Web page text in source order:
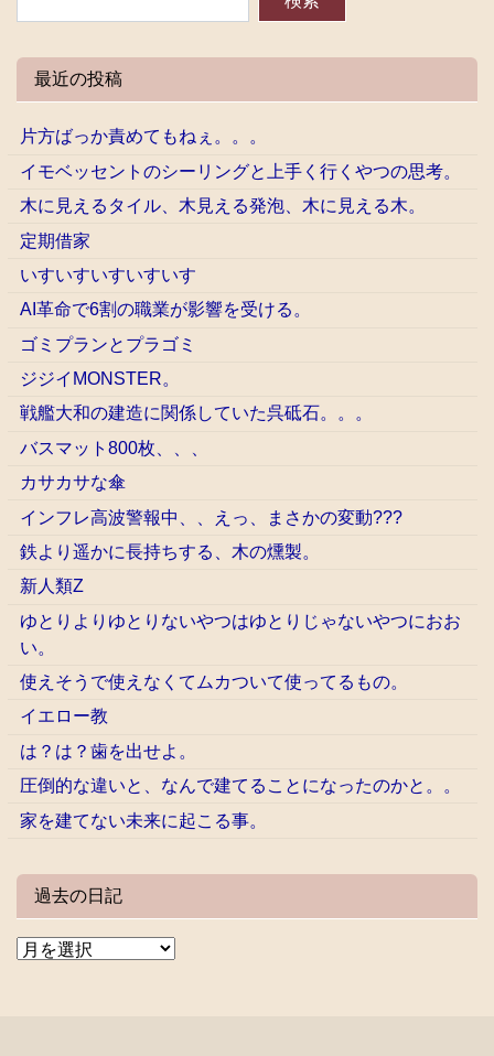
最近の投稿
片方ばっか責めてもねぇ。。。
イモベッセントのシーリングと上手く行くやつの思考。
木に見えるタイル、木見える発泡、木に見える木。
定期借家
いすいすいすいすいす
AI革命で6割の職業が影響を受ける。
ゴミプランとプラゴミ
ジジイMONSTER。
戦艦大和の建造に関係していた呉砥石。。。
バスマット800枚、、、
カサカサな傘
インフレ高波警報中、、えっ、まさかの変動???
鉄より遥かに長持ちする、木の燻製。
新人類Z
ゆとりよりゆとりないやつはゆとりじゃないやつにおお
い。
使えそうで使えなくてムカついて使ってるもの。
イエロー教
は？は？歯を出せよ。
圧倒的な違いと、なんで建てることになったのかと。。
家を建てない未来に起こる事。
過去の日記